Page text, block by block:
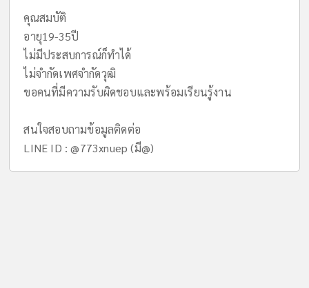
คุณสมบัติ
อายุ19-35ปี
ไม่มีประสบการณ์ก็ทำได้
ไม่จำกัดเพศจำกัดวุฒิ
ขอคนที่มีความรับผิดชอบและพร้อมเรียนรู้งาน
สนใจสอบถามข้อมูลติดต่อ
LINE ID : @773xnuep (มี@)